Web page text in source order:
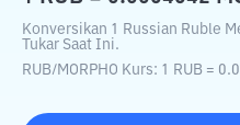
Konversikan 1 Russian Ruble
Tukar Saat Ini.
RUB/MORPHO Kurs: 1 RUB =